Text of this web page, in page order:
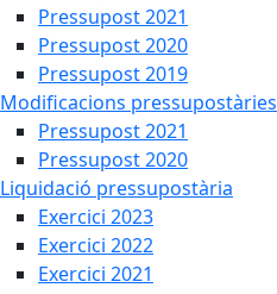
Pressupost 2021
Pressupost 2020
Pressupost 2019
Modificacions pressupostàries
Pressupost 2021
Pressupost 2020
Liquidació pressupostària
Exercici 2023
Exercici 2022
Exercici 2021